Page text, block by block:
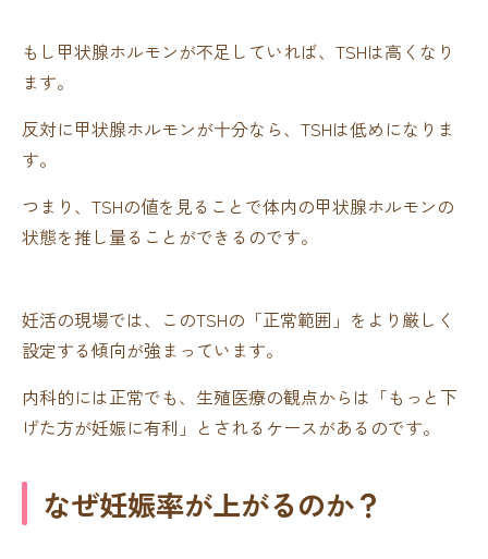
もし甲状腺ホルモンが不足していれば、TSHは高くなり
ます。
反対に甲状腺ホルモンが十分なら、TSHは低めになりま
す。
つまり、TSHの値を見ることで体内の甲状腺ホルモンの
状態を推し量ることができるのです。
妊活の現場では、このTSHの「正常範囲」をより厳しく
設定する傾向が強まっています。
内科的には正常でも、生殖医療の観点からは「もっと下
げた方が妊娠に有利」とされるケースがあるのです。
なぜ妊娠率が上がるのか？